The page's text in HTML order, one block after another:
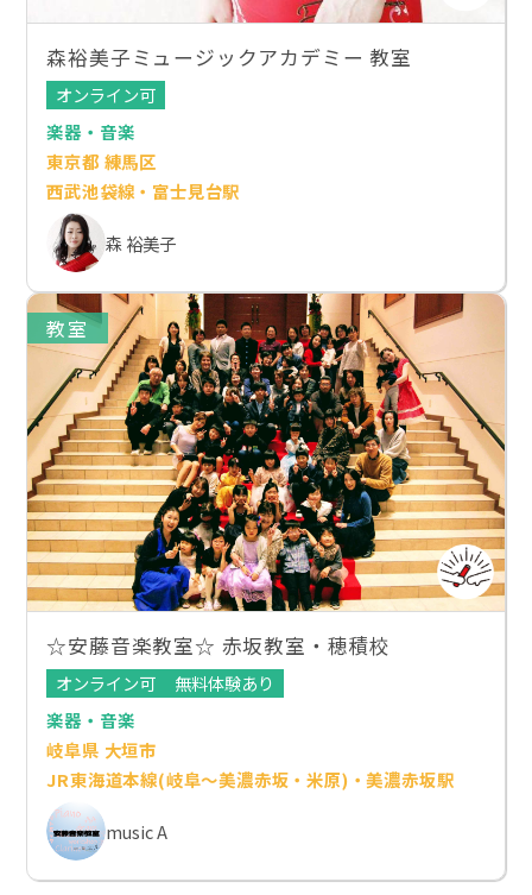
森裕美子ミュージックアカデミー 教室
オンライン可
楽器・音楽
東京都 練馬区
西武池袋線・富士見台駅
森 裕美子
教室
☆安藤音楽教室☆ 赤坂教室・穂積校
オンライン可
無料体験あり
楽器・音楽
岐阜県 大垣市
JR東海道本線(岐阜～美濃赤坂・米原)・美濃赤坂駅
music A